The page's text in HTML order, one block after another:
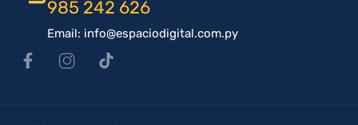
985 242 626
Email: info@espaciodigital.com.py